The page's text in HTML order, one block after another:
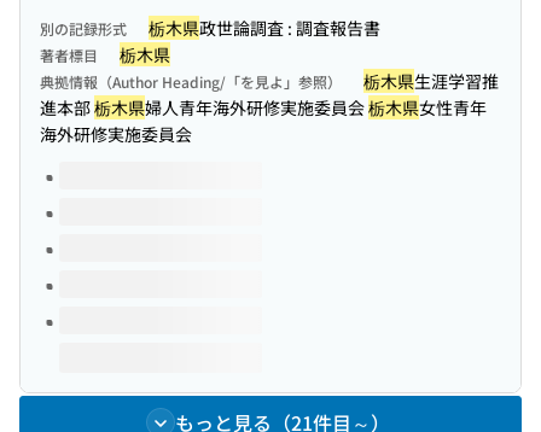
別の記録形式 栃木県政世論調査 : 調査報告書
著者標目 栃木県
典拠情報（Author Heading/「を見よ」参照） 栃木県生涯学習推
進本部栃木県婦人青年海外研修実施委員会栃木県女性青年
海外研修実施委員会
このタイトルの巻号
もっと見る（21件目～）